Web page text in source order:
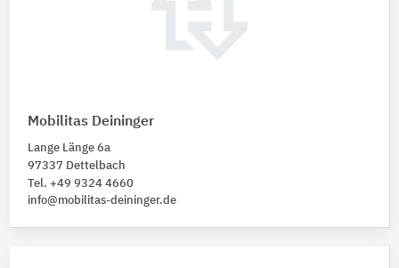
Mobilitas Deininger
Lange Länge 6a
97337 Dettelbach
Tel. +49 9324 4660
info@mobilitas-deininger.de